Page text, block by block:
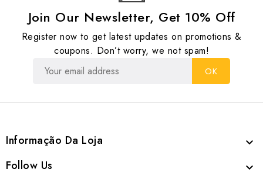
Join Our Newsletter, Get 10% Off
Register now to get latest updates on promotions &
coupons. Don’t worry, we not spam!
Informação Da Loja 
Follow Us 